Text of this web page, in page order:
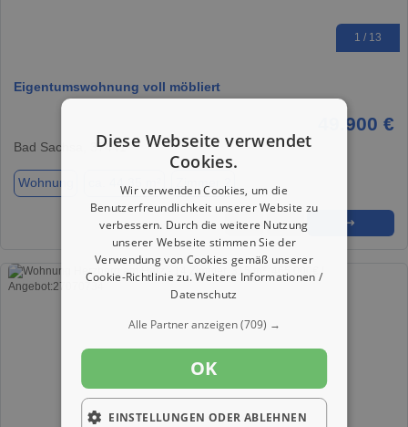
1 / 13
Eigentumswohnung voll möbliert
49.900 €
Bad Sachsa, 37441
Wohnung ca. 44,35 m² Zimmer 2
★ ➦ ➜
Diese Webseite verwendet
Cookies.
Wir verwenden Cookies, um die
Benutzerfreundlichkeit unserer Website zu
verbessern. Durch die weitere Nutzung
unserer Webseite stimmen Sie der
Verwendung von Cookies gemäß unserer
Cookie-Richtlinie zu.Weitere Informationen /
Datenschutz
Alle Partner anzeigen(709) →
OK
EINSTELLUNGEN ODER ABLEHNEN